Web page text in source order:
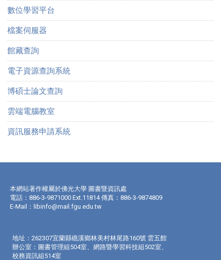
數位學習平台
檔案伺服器
館藏查詢
電子資源查詢系統
博碩士論文查詢
雲端電腦教室
資訊服務申請系統
本網站著作權屬於佛光大學 圖書暨資訊處
電話：886-3-9871000 Ext.11814 傳真：886-3-9874809
E-Mail： libinfo@mail.fgu.edu.tw
地址：262307宜蘭縣礁溪鄉林美村林尾路160號 雲五館
辦公室：圖書管理組504室、網路暨學習科技組502室、
校務資訊組514室